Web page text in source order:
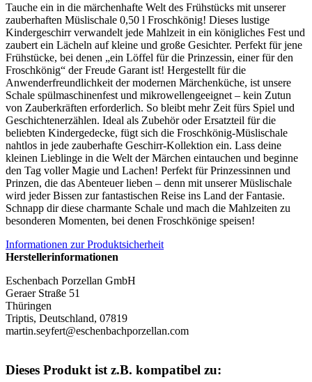
Tauche ein in die märchenhafte Welt des Frühstücks mit unserer
zauberhaften Müslischale 0,50 l Froschkönig! Dieses lustige
Kindergeschirr verwandelt jede Mahlzeit in ein königliches Fest und
zaubert ein Lächeln auf kleine und große Gesichter. Perfekt für jene
Frühstücke, bei denen „ein Löffel für die Prinzessin, einer für den
Froschkönig“ der Freude Garant ist! Hergestellt für die
Anwenderfreundlichkeit der modernen Märchenküche, ist unsere
Schale spülmaschinenfest und mikrowellengeeignet – kein Zutun
von Zauberkräften erforderlich. So bleibt mehr Zeit fürs Spiel und
Geschichtenerzählen. Ideal als Zubehör oder Ersatzteil für die
beliebten Kindergedecke, fügt sich die Froschkönig-Müslischale
nahtlos in jede zauberhafte Geschirr-Kollektion ein. Lass deine
kleinen Lieblinge in die Welt der Märchen eintauchen und beginne
den Tag voller Magie und Lachen! Perfekt für Prinzessinnen und
Prinzen, die das Abenteuer lieben – denn mit unserer Müslischale
wird jeder Bissen zur fantastischen Reise ins Land der Fantasie.
Schnapp dir diese charmante Schale und mach die Mahlzeiten zu
besonderen Momenten, bei denen Froschkönige speisen!
Informationen zur Produktsicherheit
Herstellerinformationen
Eschenbach Porzellan GmbH
Geraer Straße 51
Thüringen
Triptis, Deutschland, 07819
martin.seyfert@eschenbachporzellan.com
Dieses Produkt ist z.B. kompatibel zu: